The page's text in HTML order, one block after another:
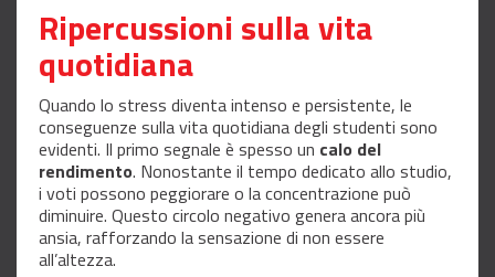
Ripercussioni sulla vita
quotidiana
Quando lo stress diventa intenso e persistente, le
conseguenze sulla vita quotidiana degli studenti sono
evidenti. Il primo segnale è spesso un calo del
rendimento. Nonostante il tempo dedicato allo studio,
i voti possono peggiorare o la concentrazione può
diminuire. Questo circolo negativo genera ancora più
ansia, rafforzando la sensazione di non essere
all’altezza.